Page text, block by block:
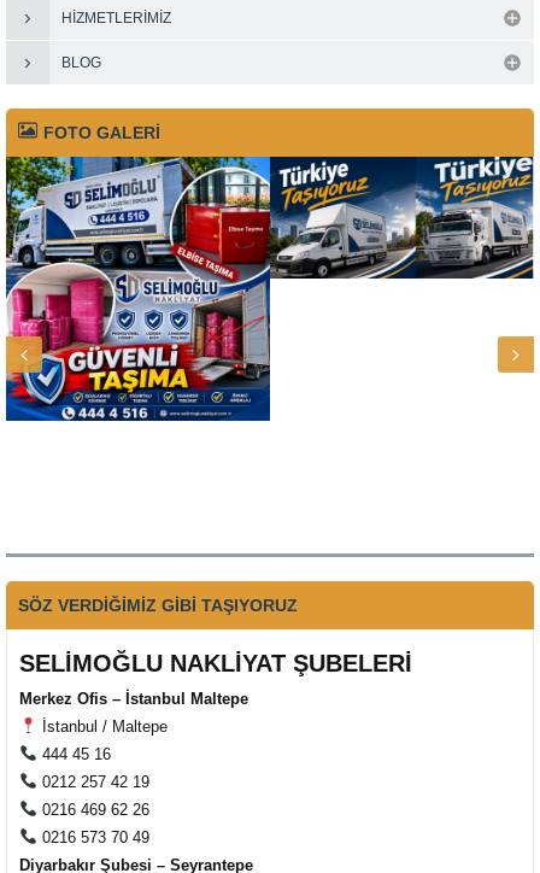
HIZMETLERIMIZ
BLOG
FOTO GALERİ
SÖZ VERDİĞİMİZ GİBİ TAŞIYORUZ
SELİMOĞLU NAKLİYAT ŞUBELERİ
Merkez Ofis – İstanbul Maltepe
İstanbul / Maltepe
444 45 16
0212 257 42 19
0216 469 62 26
0216 573 70 49
Diyarbakır Şubesi – Seyrantepe